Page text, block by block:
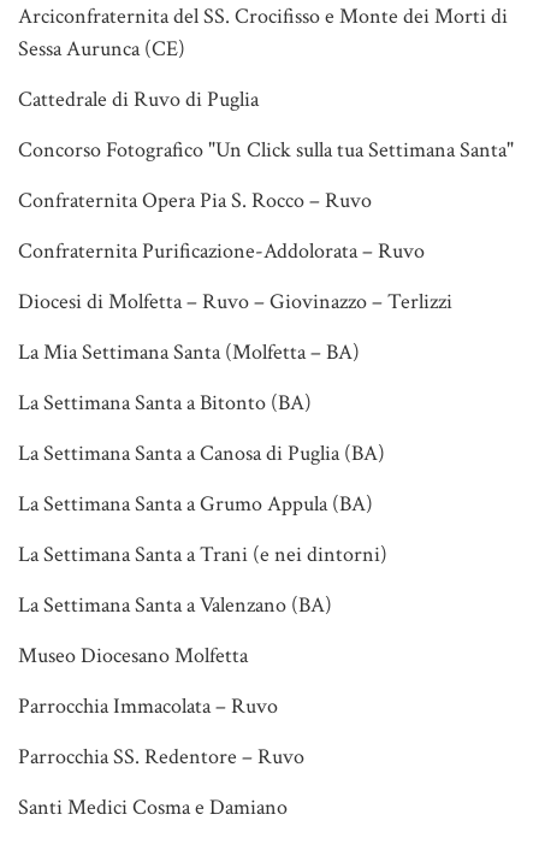
Arciconfraternita del SS. Crocifisso e Monte dei Morti di
Sessa Aurunca (CE)
Cattedrale di Ruvo di Puglia
Concorso Fotografico "Un Click sulla tua Settimana Santa"
Confraternita Opera Pia S. Rocco – Ruvo
Confraternita Purificazione-Addolorata – Ruvo
Diocesi di Molfetta – Ruvo – Giovinazzo – Terlizzi
La Mia Settimana Santa (Molfetta – BA)
La Settimana Santa a Bitonto (BA)
La Settimana Santa a Canosa di Puglia (BA)
La Settimana Santa a Grumo Appula (BA)
La Settimana Santa a Trani (e nei dintorni)
La Settimana Santa a Valenzano (BA)
Museo Diocesano Molfetta
Parrocchia Immacolata – Ruvo
Parrocchia SS. Redentore – Ruvo
Santi Medici Cosma e Damiano